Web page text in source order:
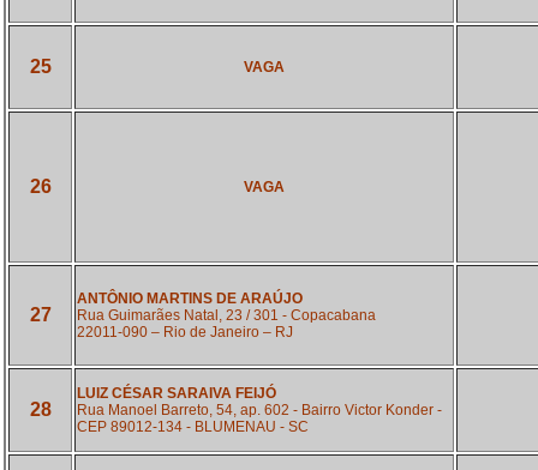
25 VAGA
26 VAGA
27
ANTÔNIO MARTINS DE ARAÚJO
Rua Guimarães Natal, 23 / 301 - Copacabana
22011-090 – Rio de Janeiro – RJ
28
LUIZ CÉSAR SARAIVA FEIJÓ
Rua Manoel Barreto, 54, ap. 602 - Bairro Victor Konder -
CEP 89012-134 - BLUMENAU - SC